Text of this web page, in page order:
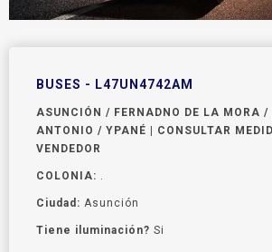
BUSES - L47UN4742AM
ASUNCIÓN / FERNADNO DE LA MORA /
ANTONIO / YPANÉ | CONSULTAR
VENDEDOR
COLONIA: .
Ciudad: Asunción
Tiene iluminación? Si